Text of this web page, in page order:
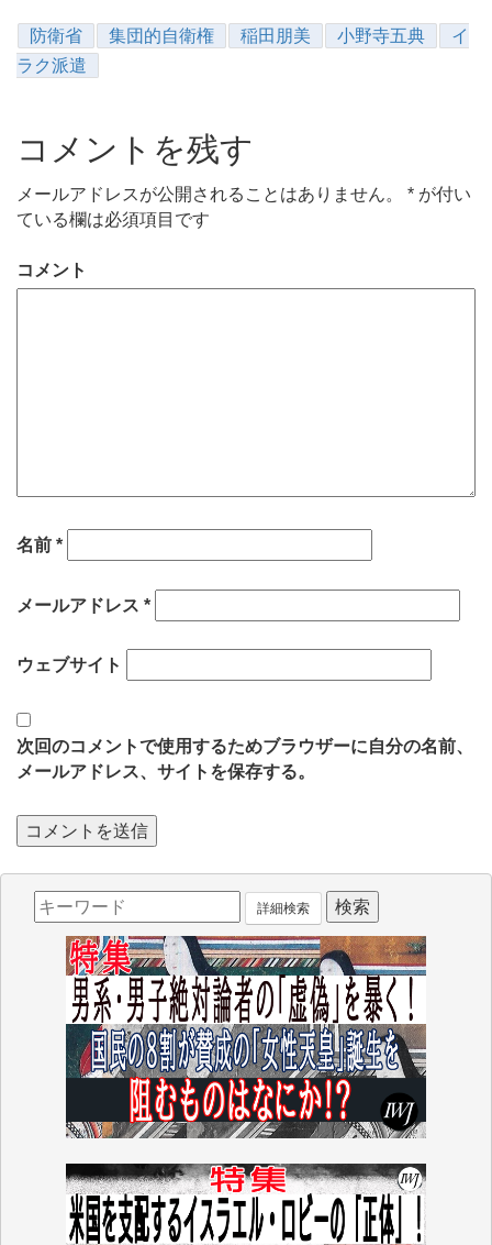
防衛省 集団的自衛権 稲田朋美 小野寺五典
イ
ラク派遣
コメントを残す
メールアドレスが公開されることはありません。 * が付い
ている欄は必須項目です
コメント
名前 *
メールアドレス *
ウェブサイト
次回のコメントで使用するためブラウザーに自分の名前、
メールアドレス、サイトを保存する。
詳細検索